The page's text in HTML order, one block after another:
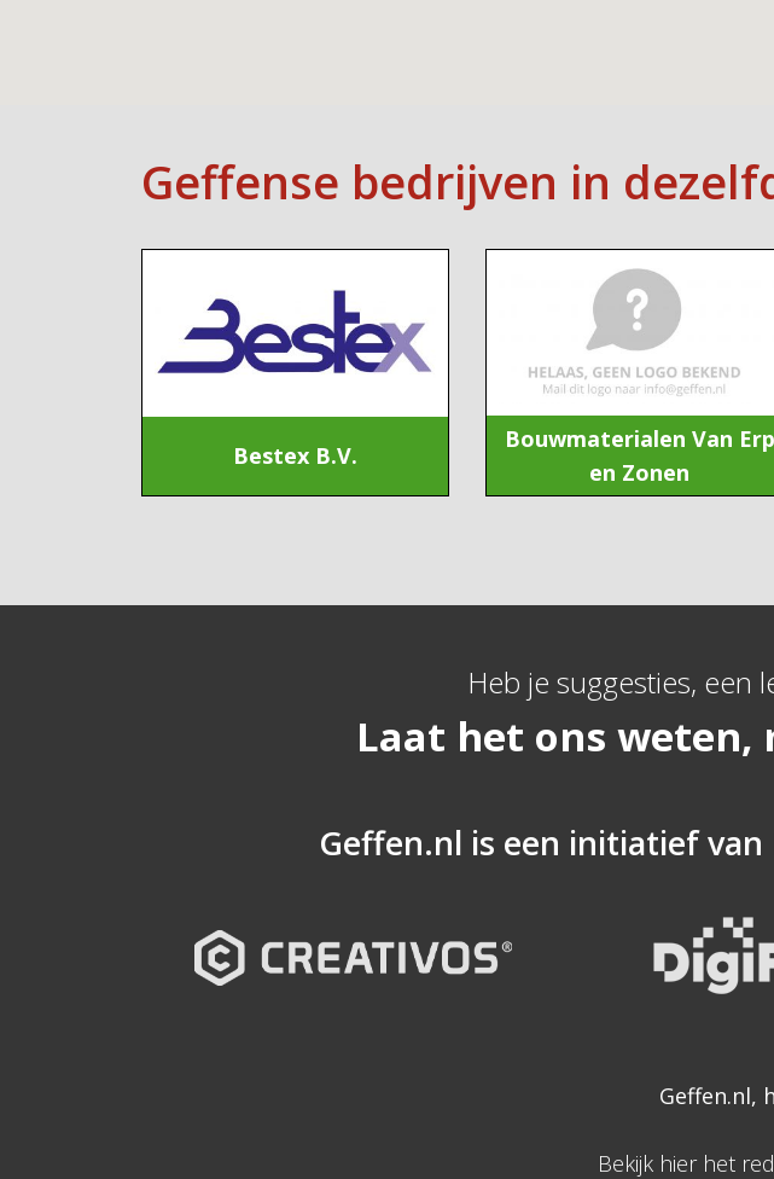
Geffense bedrijven in
Bestex B.V.
Bouwmaterialen Van Erp
en Zonen
Heb je suggesties, een
Laat het ons weten,
Geffen.nl is een initiatief van
Geffen.nl,
Bekijk hier het